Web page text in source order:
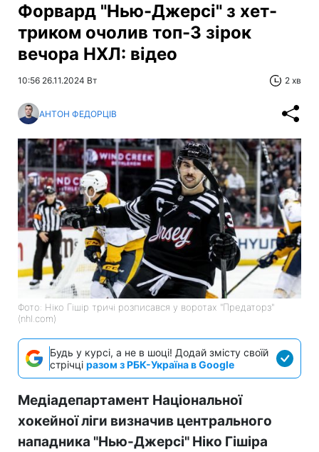
Форвард "Нью-Джерсі" з хет-
триком очолив топ-3 зірок
вечора НХЛ: відео
10:56 26.11.2024 Вт 2 хв
АНТОН ФЕДОРЦІВ
Фото: Ніко Гішір тричі розписався у воротах "Предаторз"
(nhl.com)
Будь у курсі, а не в шоці! Додай змісту своїй
стрічці разом з РБК-Україна в Google
Медіадепартамент Національної
хокейної ліги визначив центрального
нападника "Нью-Джерсі" Ніко Гішіра